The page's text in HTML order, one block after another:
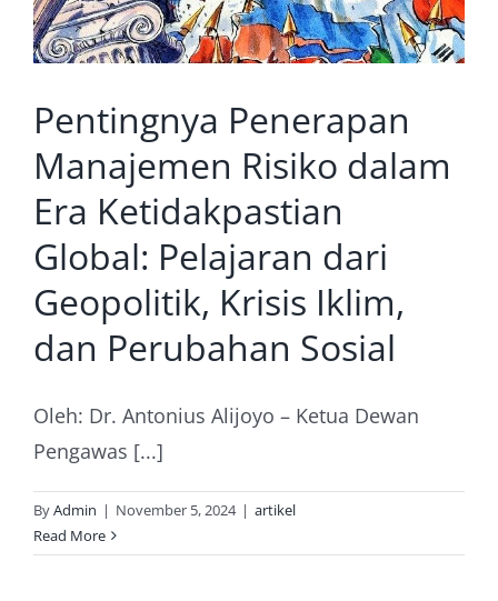
Pentingnya Penerapan
Manajemen Risiko dalam
Era Ketidakpastian
Global: Pelajaran dari
Geopolitik, Krisis Iklim,
dan Perubahan Sosial
Oleh: Dr. Antonius Alijoyo – Ketua Dewan
Pengawas [...]
ByAdmin | November 5, 2024 | artikel
Read More